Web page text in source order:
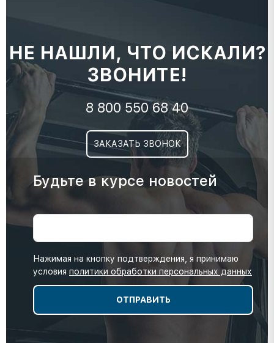
НЕ НАШЛИ, ЧТО ИСКАЛИ?
ЗВОНИТЕ!
8 800 550 68 40
ЗАКАЗАТЬ ЗВОНОК
Будьте в курсе новостей
Нажимая на кнопку подтверждения, я принимаю
условия политики обработки персональных данных